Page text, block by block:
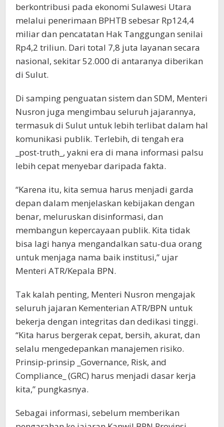
berkontribusi pada ekonomi Sulawesi Utara
melalui penerimaan BPHTB sebesar Rp124,4
miliar dan pencatatan Hak Tanggungan senilai
Rp4,2 triliun. Dari total 7,8 juta layanan secara
nasional, sekitar 52.000 di antaranya diberikan
di Sulut.
Di samping penguatan sistem dan SDM, Menteri
Nusron juga mengimbau seluruh jajarannya,
termasuk di Sulut untuk lebih terlibat dalam hal
komunikasi publik. Terlebih, di tengah era
_post-truth_, yakni era di mana informasi palsu
lebih cepat menyebar daripada fakta.
“Karena itu, kita semua harus menjadi garda
depan dalam menjelaskan kebijakan dengan
benar, meluruskan disinformasi, dan
membangun kepercayaan publik. Kita tidak
bisa lagi hanya mengandalkan satu-dua orang
untuk menjaga nama baik institusi,” ujar
Menteri ATR/Kepala BPN.
Tak kalah penting, Menteri Nusron mengajak
seluruh jajaran Kementerian ATR/BPN untuk
bekerja dengan integritas dan dedikasi tinggi.
“Kita harus bergerak cepat, bersih, akurat, dan
selalu mengedepankan manajemen risiko.
Prinsip-prinsip _Governance, Risk, and
Compliance_ (GRC) harus menjadi dasar kerja
kita,” pungkasnya.
Sebagai informasi, sebelum memberikan